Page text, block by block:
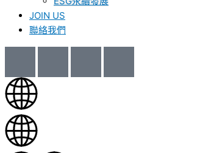
JOIN US
聯絡我們